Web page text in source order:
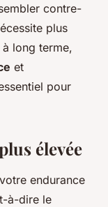
contre-
plus
long terme,
et
pour
élevée
endurance
à-dire le